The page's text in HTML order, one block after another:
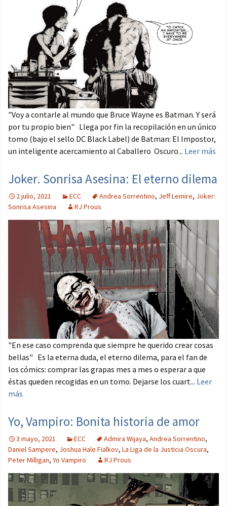
"Voy a contarle al mundo que Bruce Wayne es Batman. Y será
por tu propio bien" Llega por fin la recopilación en un único
tomo (bajo el sello DC Black Label) de Batman: El Impostor,
un inteligente acercamiento al Caballero Oscuro... Leer más
Joker. Sonrisa Asesina: El eterno dilema
2 julio, 2021 ECC Andrea Sorrentino, Jeff Lemire, Joker:
Sonrisa Asesina
RJ Prous
"En ese caso comprenda que siempre he querido crear cosas
bellas" Es la eterna duda, el eterno dilema, para el fan de
los cómics: comprar las grapas mes a mes o esperar a que
éstas queden recogidas en un tomo. Dejarse los cuart... Leer
más
Yo, Vampiro: Bonita historia de amor
3 mayo, 2021 ECC Admira Wijaya, Andrea Sorrentino,
Daniel Sampere, Joshua Hale Fialkov, La Liga de la Justicia Oscura,
Peter Milligan, Yo Vampiro RJ Prous